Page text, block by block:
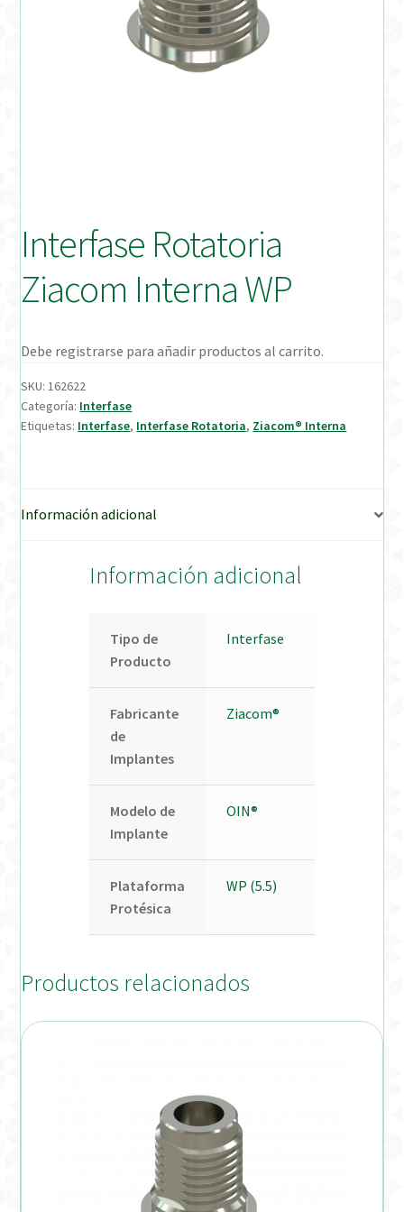
Mi cuenta
On-line Store
Productos Favoritos
Uso previsto
Interfase Rotatoria
Ziacom Interna WP
Debe registrarse para añadir productos al carrito.
SKU:162622
Categoría: Interfase
Etiquetas: Interfase, Interfase Rotatoria, Ziacom® Interna
Información adicional
Información adicional
Tipo de
Producto
Interfase
Fabricante
de
Implantes
Ziacom®
Modelo de
Implante
OIN®
Plataforma
Protésica
WP (5.5)
Productos relacionados